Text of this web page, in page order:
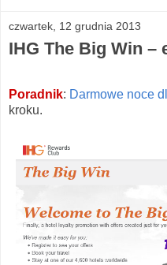
czwartek, 12 grudnia 2013
IHG The Big Win –
Poradnik: Darmowe noce
kroku.